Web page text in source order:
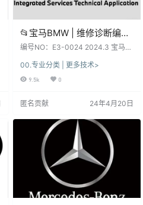
📂宝马BMW | 维修诊断编程
2024.3 宝马BMW瑞金
4.46.14 最新中文+免注册
+编程数据库+安装教程 最全
版 [诊断+编程+维修手册+电
编号NO：E3-0024 2024.3 宝马B
注册+编程数据库+安装教程 版 软
件系统：下载前, 先看一下日期和版
本：数据、功能、权限、win系统、
同，本站不免费提供！ 本套资源：
本站SVIP和VIP都能下载自学钻研,
资源种类繁多, 自行研究…
00.专业分类 | 更多技术>
9.5k 0
匿名贡献 24年4月20日